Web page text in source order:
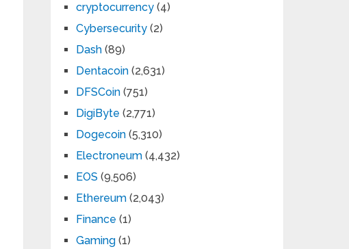
cryptocurrency (4)
Cybersecurity (2)
Dash (89)
Dentacoin (2,631)
DFSCoin (751)
DigiByte (2,771)
Dogecoin (5,310)
Electroneum (4,432)
EOS (9,506)
Ethereum (2,043)
Finance (1)
Gaming (1)